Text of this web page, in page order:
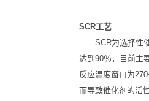
SCR工艺
SCR为选择性
达到90％，目前主
反应温度窗口为
而导致催化剂的活